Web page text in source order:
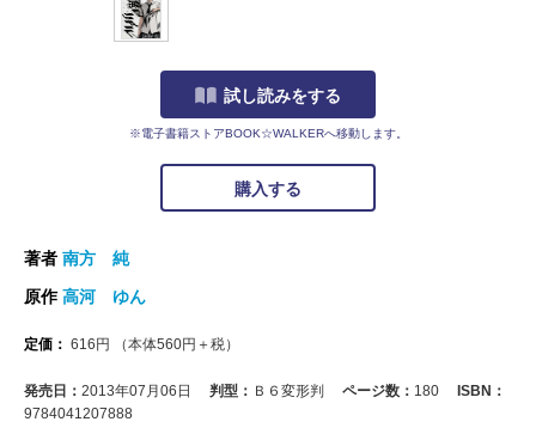
試し読みをする
※電子書籍ストアBOOK☆WALKERへ移動します。
購入する
著者 南方 純
原作高河 ゆん
定価： 616 円 （本体560円＋税）
発売日： 2013年07月06日 判型： Ｂ６変形判 ページ数： 180
ISBN：
9784041207888